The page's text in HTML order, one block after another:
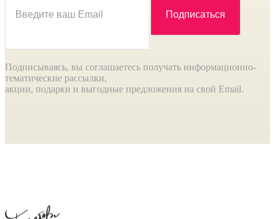
Подписываясь, вы соглашаетесь получать информационно-
тематические рассылки,
акции, подарки и выгодные предложения на свой Email.